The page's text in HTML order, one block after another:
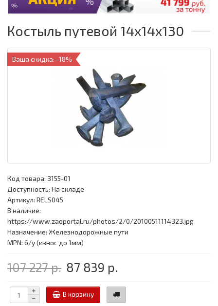
Костыль путевой 14х14х130
Ваша скидка: -18%
Код товара: 3155-01
Доступность: На складе
Артикул: RELS045
В наличие:
https://www.zaoportal.ru/photos/2/0/20100511114323.jpg
Назначение: Железнодорожные пути
MPN: б/у (износ до 1мм)
107 227 р. 87 839 р.
В корзину